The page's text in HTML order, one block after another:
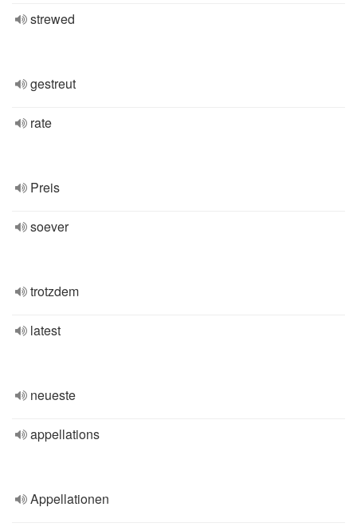
strewed
gestreut
rate
Preis
soever
trotzdem
latest
neueste
appellations
Appellationen